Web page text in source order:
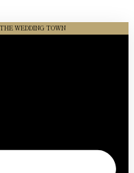
WEDDING TOWN